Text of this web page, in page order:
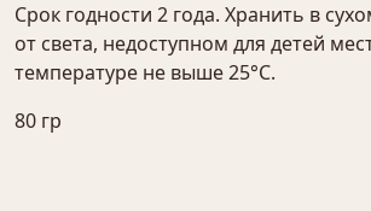
Срок годности 2 года. Хранить в
от света, недоступном для детей
температуре не выше 25°С.
80 гр